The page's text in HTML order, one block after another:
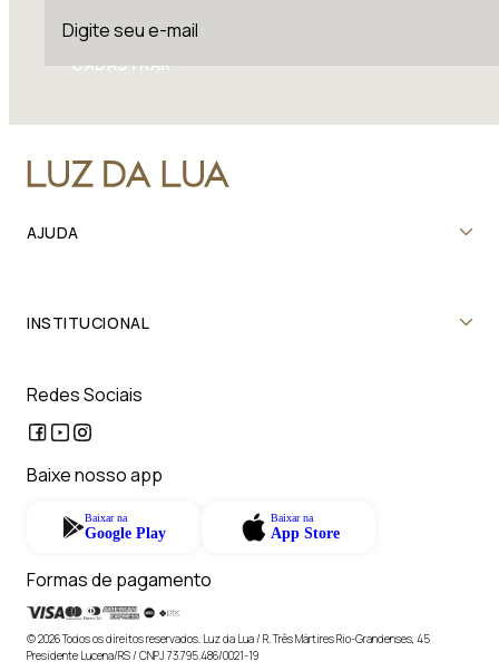
CADASTRAR
AJUDA
INSTITUCIONAL
Redes Sociais
Baixe nosso app
Baixar na
Google Play
Baixar na
App Store
Formas de pagamento
© 2026 Todos os direitos reservados. Luz da Lua / R. Três Mártires Rio-Grandenses, 45
Presidente Lucena/RS / CNPJ 73.795.486/0021-19